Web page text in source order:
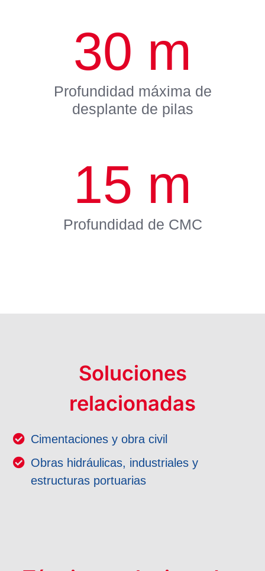
30 m
Profundidad máxima de
desplante de pilas
15 m
Profundidad de CMC
Soluciones
relacionadas
Cimentaciones y obra civil
Obras hidráulicas, industriales y
estructuras portuarias